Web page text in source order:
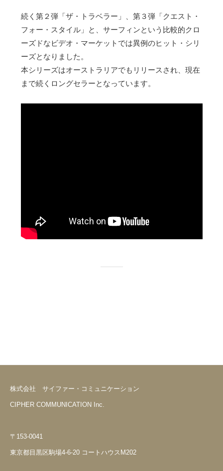
続く第２弾「ザ・トラベラー」、第３弾「クエスト・
フォー・スタイル」と、サーフィンという比較的クロ
ーズドなビデオ・マーケットでは異例のヒット・シリ
ーズとなりました。
本シリーズはオーストラリアでもリリースされ、現在
まで続くロングセラーとなっています。
株式会社 サイファー・コミュニケーション
CIPHER COMMUNICATION Inc.
〒153-0041
東京都目黒区駒場4-6-20 コートハウスM202